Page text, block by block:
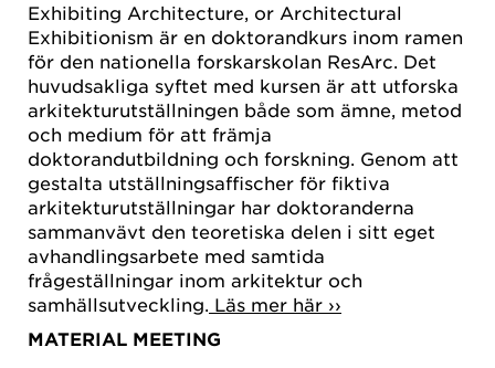
Exhibiting Architecture, or Architectural
Exhibitionism är en doktorandkurs inom ramen
för den nationella forskarskolan ResArc. Det
huvudsakliga syftet med kursen är att utforska
arkitekturutställningen både som ämne, metod
och medium för att främja
doktorandutbildning och forskning. Genom att
gestalta utställningsaffischer för fiktiva
arkitekturutställningar har doktoranderna
sammanvävt den teoretiska delen i sitt eget
avhandlingsarbete med samtida
frågeställningar inom arkitektur och
samhällsutveckling. Läs mer här ››
MATERIAL MEETING